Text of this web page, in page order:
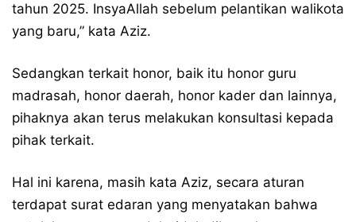
tahun 2025. InsyaAllah sebelum pelantikan walikota
yang baru,” kata Aziz.
Sedangkan terkait honor, baik itu honor guru
madrasah, honor daerah, honor kader dan lainnya,
pihaknya akan terus melakukan konsultasi kepada
pihak terkait.
Hal ini karena, masih kata Aziz, secara aturan
terdapat surat edaran yang menyatakan bahwa